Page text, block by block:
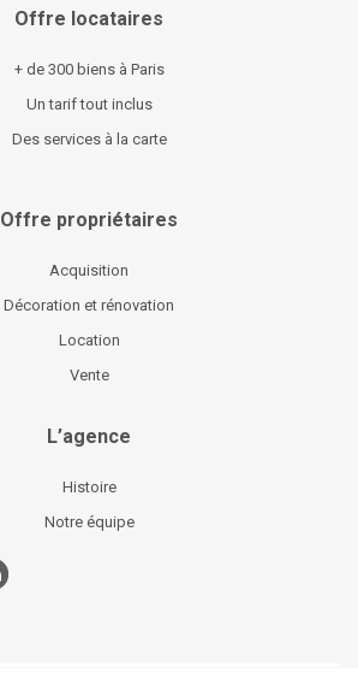
Offre locataires
+ de 300 biens à Paris
Un tarif tout inclus
Des services à la carte
Offre propriétaires
Acquisition
Décoration et rénovation
Location
Vente
L’agence
Histoire
Notre équipe